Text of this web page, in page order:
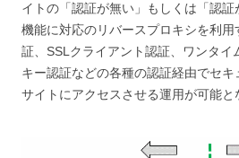
イトの「認証が無い」もしくは「認
機能に対応のリバースプロキシを利
証、SSLクライアント認証、ワンタイ
キー認証などの各種の認証経由でセ
サイトにアクセスさせる運用が可能と